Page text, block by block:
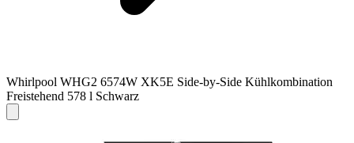
Whirlpool WHG2 6574W XK5E Side-by-Side Kühlkombination
Freistehend 578 l Schwarz